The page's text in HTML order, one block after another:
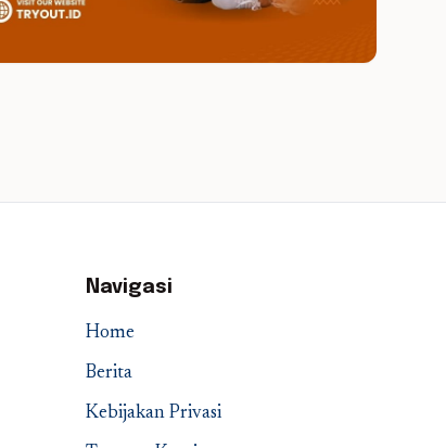
Navigasi
Home
Berita
Kebijakan Privasi